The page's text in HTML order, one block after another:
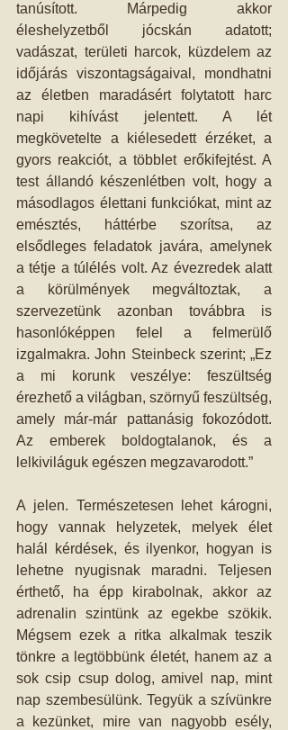
tanúsított. Márpedig akkor
éleshelyzetből jócskán adatott;
vadászat, területi harcok, küzdelem az
időjárás viszontagságaival, mondhatni
az életben maradásért folytatott harc
napi kihívást jelentett. A lét
megkövetelte a kiélesedett érzéket, a
gyors reakciót, a többlet erőkifejtést. A
test állandó készenlétben volt, hogy a
másodlagos élettani funkciókat, mint az
emésztés, háttérbe szorítsa, az
elsődleges feladatok javára, amelynek
a tétje a túlélés volt. Az évezredek alatt
a körülmények megváltoztak, a
szervezetünk azonban továbbra is
hasonlóképpen felel a felmerülő
izgalmakra. John Steinbeck szerint; „Ez
a mi korunk veszélye: feszültség
érezhető a világban, szörnyű feszültség,
amely már-már pattanásig fokozódott.
Az emberek boldogtalanok, és a
lelkiviláguk egészen megzavarodott.”
A jelen. Természetesen lehet károgni,
hogy vannak helyzetek, melyek élet
halál kérdések, és ilyenkor, hogyan is
lehetne nyugisnak maradni. Teljesen
érthető, ha épp kirabolnak, akkor az
adrenalin szintünk az egekbe szökik.
Mégsem ezek a ritka alkalmak teszik
tönkre a legtöbbünk életét, hanem az a
sok csip csup dolog, amivel nap, mint
nap szembesülünk. Tegyük a szívünkre
a kezünket, mire van nagyobb esély,